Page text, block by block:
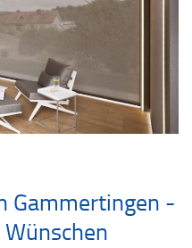
Gammertingen -